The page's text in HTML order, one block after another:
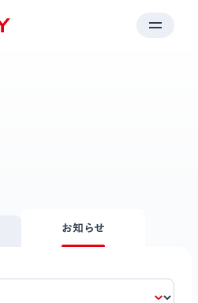
お知らせ